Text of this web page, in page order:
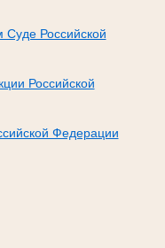
Российской
Российской
Федерации